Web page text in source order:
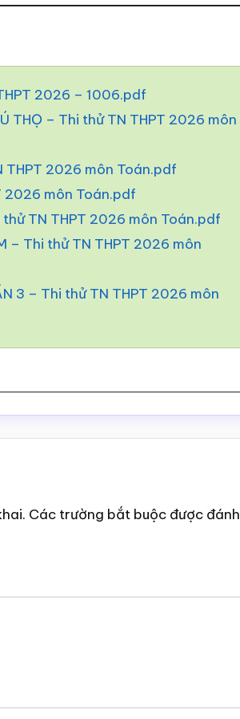
2026 – 1006.pdf
THỌ – Thi thử TN THPT 2026 môn
THPT 2026 môn Toán.pdf
2026 môn Toán.pdf
TN THPT 2026 môn Toán.pdf
– Thi thử TN THPT 2026 môn
3 – Thi thử TN THPT 2026 môn
Các trường bắt buộc được đánh